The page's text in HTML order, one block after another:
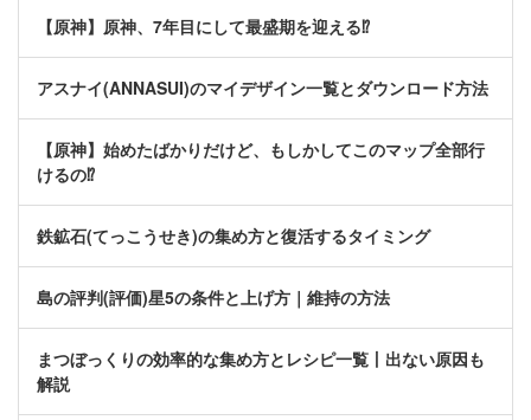
【原神】原神、7年目にして最盛期を迎える⁉
アスナイ(ANNASUI)のマイデザイン一覧とダウンロード方法
【原神】始めたばかりだけど、もしかしてこのマップ全部行
けるの⁉
鉄鉱石(てっこうせき)の集め方と復活するタイミング
島の評判(評価)星5の条件と上げ方｜維持の方法
まつぼっくりの効率的な集め方とレシピ一覧丨出ない原因も
解説